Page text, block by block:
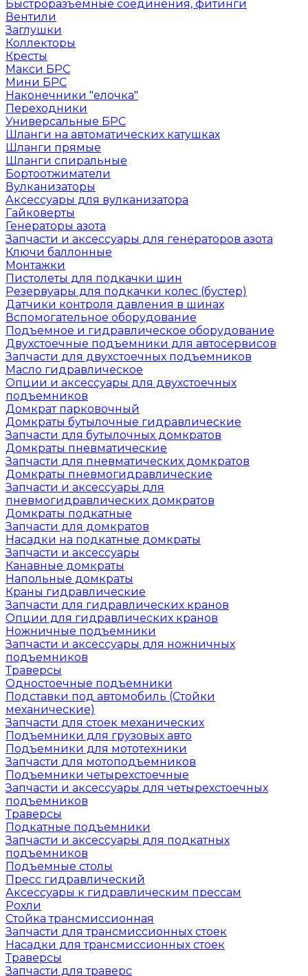
Быстроразъемные соединения, фитинги
Вентили
Заглушки
Коллекторы
Кресты
Макси БРС
Мини БРС
Наконечники "елочка"
Переходники
Универсальные БРС
Шланги на автоматических катушках
Шланги прямые
Шланги спиральные
Бортоотжиматели
Вулканизаторы
Аксессуары для вулканизатора
Гайковерты
Генераторы азота
Запчасти и аксессуары для генераторов азота
Ключи баллонные
Монтажки
Пистолеты для подкачки шин
Резервуары для подкачки колес (бустер)
Датчики контроля давления в шинах
Вспомогательное оборудование
Подъемное и гидравлическое оборудование
Двухстоечные подъемники для автосервисов
Запчасти для двухстоечных подъемников
Масло гидравлическое
Опции и аксессуары для двухстоечных
подъемников
Домкрат парковочный
Домкраты бутылочные гидравлические
Запчасти для бутылочных домкратов
Домкраты пневматические
Запчасти для пневматических домкратов
Домкраты пневмогидравлические
Запчасти и аксессуары для
пневмогидравлических домкратов
Домкраты подкатные
Запчасти для домкратов
Насадки на подкатные домкраты
Запчасти и аксессуары
Канавные домкраты
Напольные домкраты
Краны гидравлические
Запчасти для гидравлических кранов
Опции для гидравлических кранов
Ножничные подъемники
Запчасти и аксессуары для ножничных
подъемников
Траверсы
Одностоечные подъемники
Подставки под автомобиль (Стойки
механические)
Запчасти для стоек механических
Подъемники для грузовых авто
Подъемники для мототехники
Запчасти для мотоподъемников
Подъемники четырехстоечные
Запчасти и аксессуары для четырехстоечных
подъемников
Траверсы
Подкатные подъемники
Запчасти и аксессуары для подкатных
подъемников
Подъемные столы
Пресс гидравлический
Аксессуары к гидравлическим прессам
Рохли
Стойка трансмиссионная
Запчасти для трансмиссионных стоек
Насадки для трансмиссионных стоек
Траверсы
Запчасти для траверс